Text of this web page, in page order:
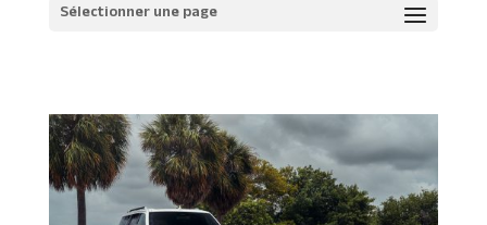
Sélectionner une page